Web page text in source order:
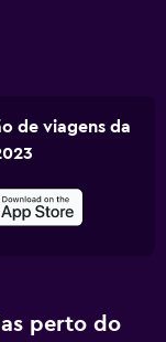
de viagens da
perto do